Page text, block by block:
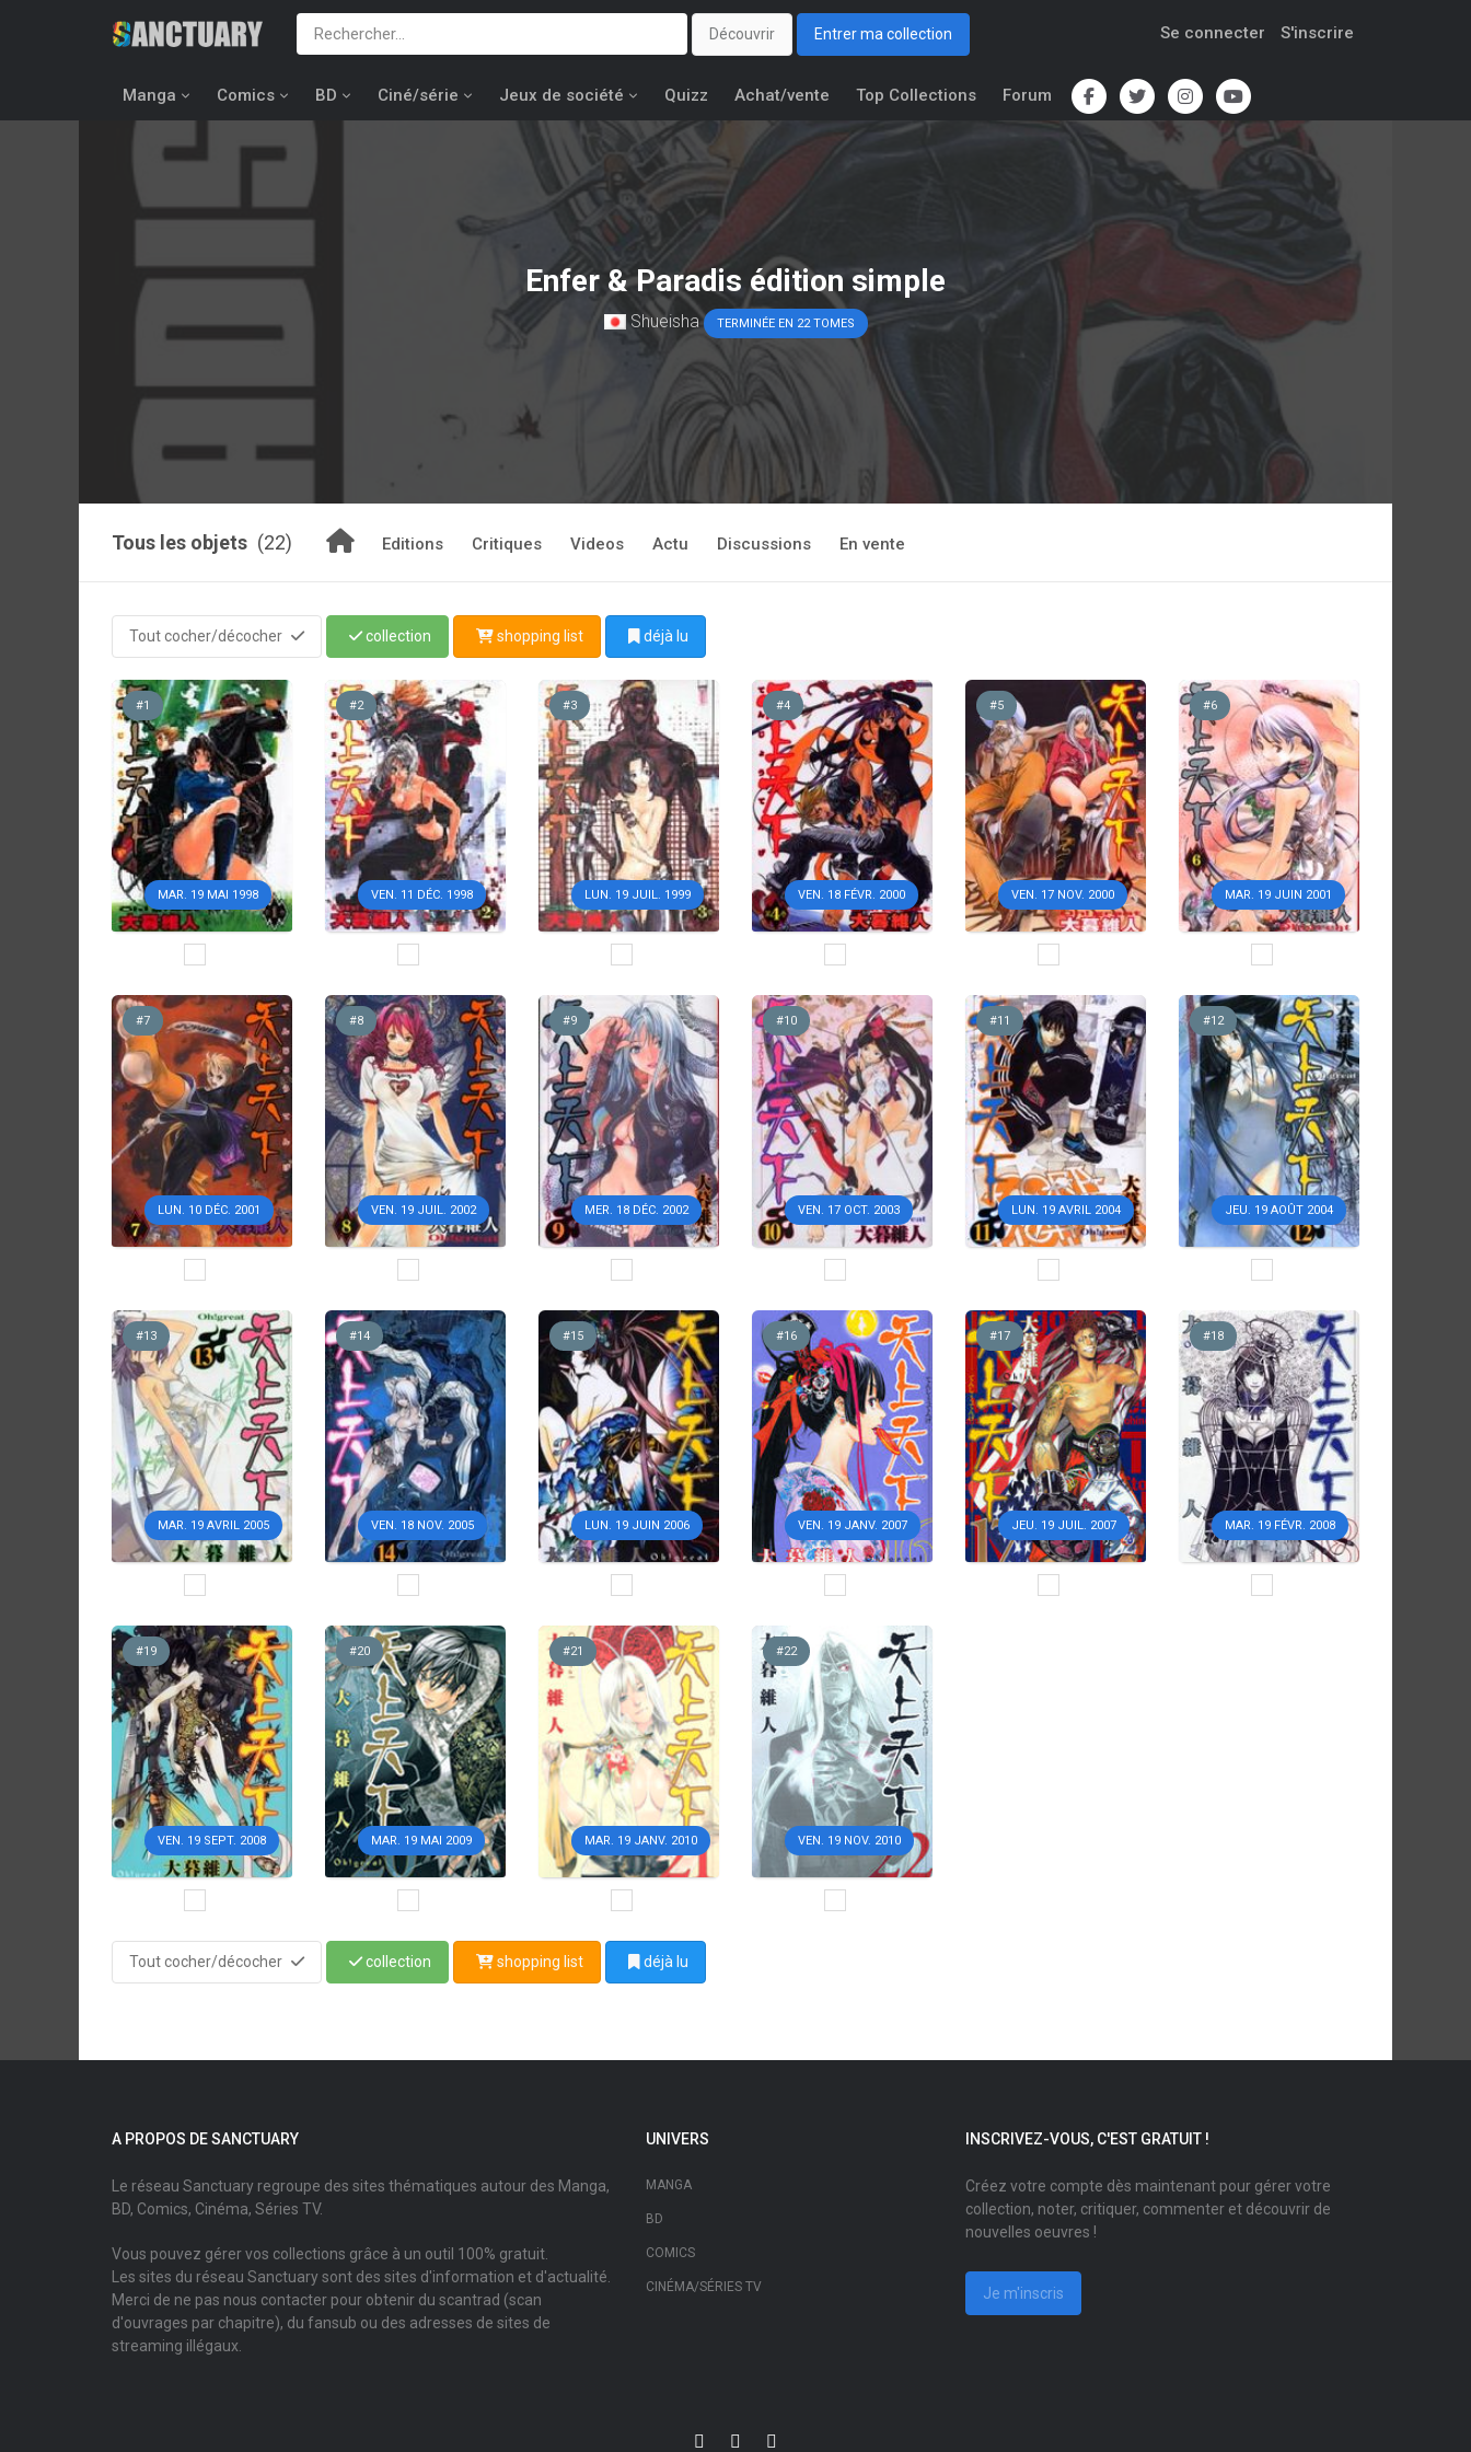
Découvrir Entrer ma collection Se connecter S'inscrire
Manga Comics BD Ciné/série Jeux de société Quizz Achat/vente Top Collections Forum
Enfer & Paradis édition simple
Shueisha TERMINÉE EN 22 TOMES
Tous les objets (22) Editions Critiques Videos Actu Discussions En vente
Tout cocher/décocher collection shopping list déjà lu
MAR. 19 MAI 1998
#1
VEN. 11 DÉC. 1998
#2
LUN. 19 JUIL. 1999
#3
VEN. 18 FÉVR. 2000
#4
VEN. 17 NOV. 2000
#5
MAR. 19 JUIN 2001
#6
LUN. 10 DÉC. 2001
#7
VEN. 19 JUIL. 2002
#8
MER. 18 DÉC. 2002
#9
VEN. 17 OCT. 2003
#10
LUN. 19 AVRIL 2004
#11
JEU. 19 AOÛT 2004
#12
MAR. 19 AVRIL 2005
#13
VEN. 18 NOV. 2005
#14
LUN. 19 JUIN 2006
#15
VEN. 19 JANV. 2007
#16
JEU. 19 JUIL. 2007
#17
MAR. 19 FÉVR. 2008
#18
VEN. 19 SEPT. 2008
#19
MAR. 19 MAI 2009
#20
MAR. 19 JANV. 2010
#21
VEN. 19 NOV. 2010
#22
Tout cocher/décocher collection shopping list déjà lu
A PROPOS DE SANCTUARY
Le réseau Sanctuary regroupe des sites thématiques autour des Manga,
BD, Comics, Cinéma, Séries TV.
Vous pouvez gérer vos collections grâce à un outil 100% gratuit.
Les sites du réseau Sanctuary sont des sites d'information et d'actualité.
Merci de ne pas nous contacter pour obtenir du scantrad (scan
d'ouvrages par chapitre), du fansub ou des adresses de sites de
streaming illégaux.
UNIVERS
MANGA
BD
COMICS
CINÉMA/SÉRIES TV
INSCRIVEZ-VOUS, C'EST GRATUIT !
Créez votre compte dès maintenant pour gérer votre
collection, noter, critiquer, commenter et découvrir de
nouvelles oeuvres !
Je m'inscris